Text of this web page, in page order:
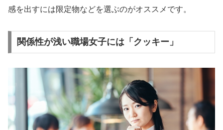
感を出すには限定物などを選ぶのがオススメです。
関係性が浅い職場女子には「クッキー」